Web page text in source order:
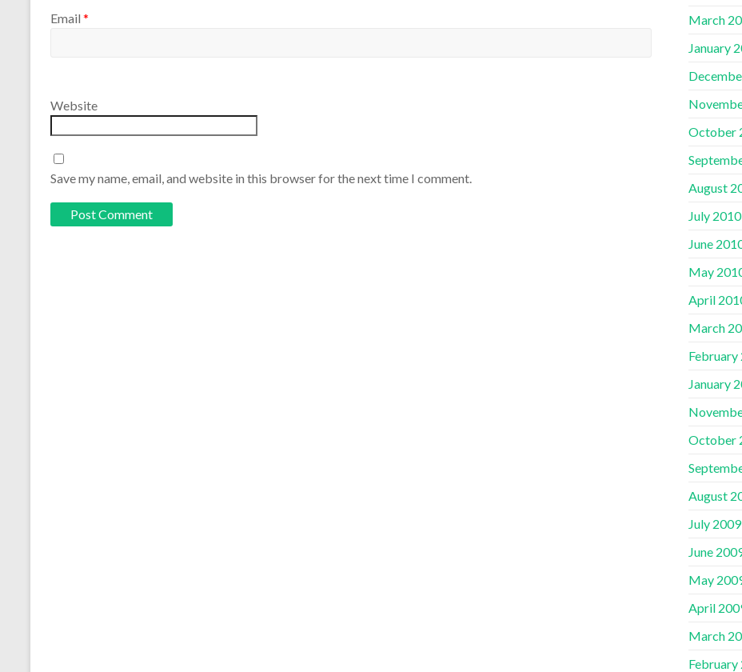
Email *
Website
Save my name, email, and website in this browser for the next time I comment.
March
January
October
August
July 2010
June
May
April
March
February
January
October
August
July 2009
June
May
April
March
February